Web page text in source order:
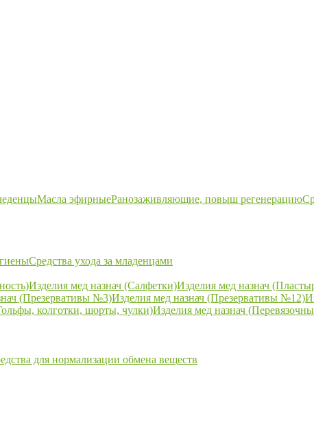
Масла эфирныеРанозаживляющие, повыш регенерацию
Средства ухода за младенцами
Изделия мед назнач (Салфетки)Изделия мед назнач
(Презервативы №3)Изделия мед назнач (Презервативы №12)
колготки, шорты, чулки)Изделия мед назнач
для нормализации обмена веществ